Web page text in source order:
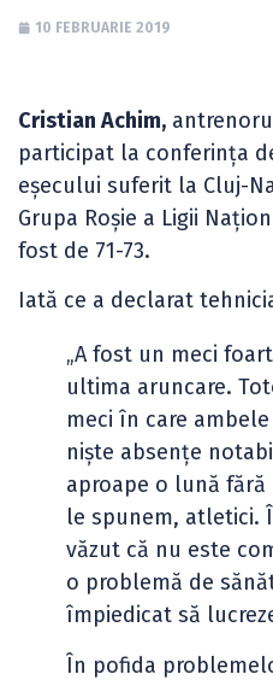
10 FEBRUARIE 2019
Cristian Achim,
participat la conferința
eșecului suferit la Cluj-
Grupa Roșie a Ligii
fost de 71-73.
Iată ce a declarat
„A fost un meci
ultima aruncare.
meci în care
niște absențe
aproape o lună fără
le spunem, atletici.
văzut că nu este
o problemă de
împiedicat să
În pofida